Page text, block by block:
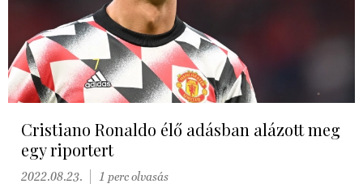
Cristiano Ronaldo élő adásban alázott meg
egy riportert
2022.08.23. 1 perc olvasás